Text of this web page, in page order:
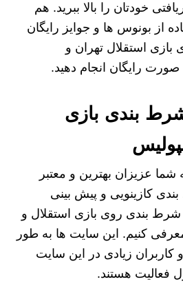
خودتان را بالا ببرید. هم
از بونوس ها و جوایز رایگان
استقلال تهران و
رایگان انجام دهید.
بندی بازی
عزیزان بهترین و معتبر
کازینویی و پیش بینی
شرط بندی روی بازی استقلال و
کنیم. این سایت ها به طور
کاربران زیادی در این سایت
فعالیت هستند.